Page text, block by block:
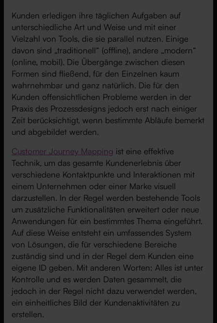
Kunden erledigen ihre täglichen Aufgaben auf
unterschiedliche Art und Weise und mit einer
Vielzahl von Tools, die sie parallel nutzen. Einige
davon sind „traditionell“ (offline), andere „modern“
(online, mobil). Die Übergänge zwischen diesen
Formen sind fließend, für den Einzelnen kaum
wahrnehmbar und ganz natürlich. Die für den
Kunden offensichtlichen Probleme werden in der
Praxis des Prozessdesigns jedoch erst nach einiger
Zeit berücksichtigt, wenn bestimmte Abläufe bemerkt
und abgebildet werden.
Customer Journey Mapping ist eine effektive
Technik, um das gesamte Kundenerlebnis über
verschiedene Kontaktpunkte und Interaktionen mit
einem Unternehmen oder einer Marke visuell
darzustellen. In der Regel werden bestehende Tools
um zusätzliche Funktionalitäten erweitert oder neue
Anwendungen für ein bestimmtes Thema eingeführt.
Auf diese Weise entsteht ein umfassendes System
von Lösungen, die für verschiedene Bereiche
zuständig sind und in der Regel dem Kunden eine
eigene ID geben. Mit anderen Worten: Alles ist unter
Kontrolle und es werden Daten gesammelt, die
jedoch in der Regel nicht dazu verwendet werden,
ein einheitliches Bild der Kundenaktivitäten zu
erstellen.